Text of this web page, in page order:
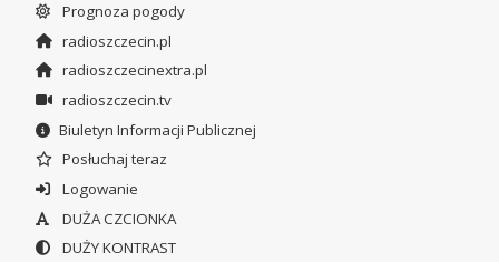
Prognoza pogody
radioszczecin.pl
radioszczecinextra.pl
radioszczecin.tv
Biuletyn Informacji Publicznej
Posłuchaj teraz
Logowanie
DUŻA CZCIONKA
DUŻY KONTRAST